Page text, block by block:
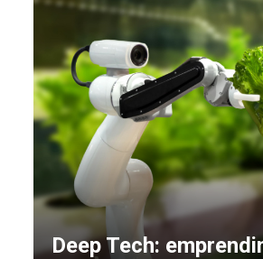
Deep Tech: